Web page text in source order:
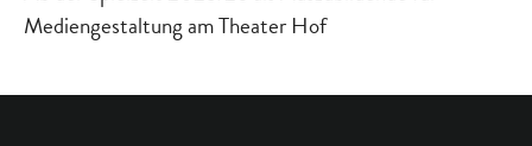
Mediengestaltung am Theater Hof